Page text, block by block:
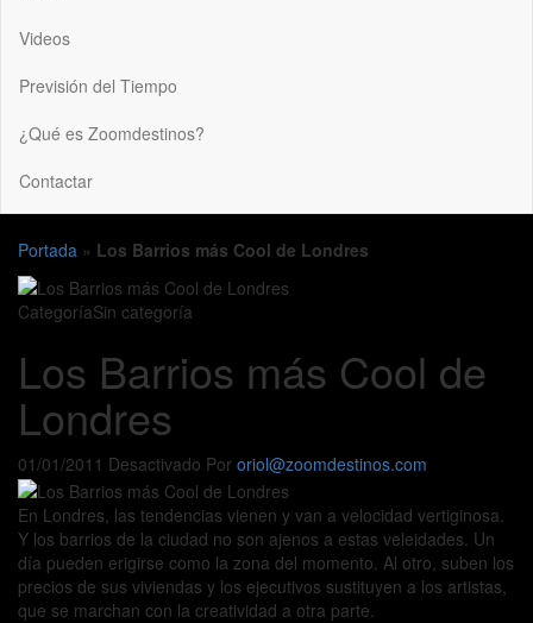
Videos
Previsión del Tiempo
¿Qué es Zoomdestinos?
Contactar
Portada » Los Barrios más Cool de Londres
CategoríaSin categoría
Los Barrios más Cool de
Londres
01/01/2011 Desactivado Por oriol@zoomdestinos.com
En Londres, las tendencias vienen y van a velocidad vertiginosa.
Y los barrios de la ciudad no son ajenos a estas veleidades. Un
día pueden erigirse como la zona del momento. Al otro, suben los
precios de sus viviendas y los ejecutivos sustituyen a los artistas,
que se marchan con la creatividad a otra parte.